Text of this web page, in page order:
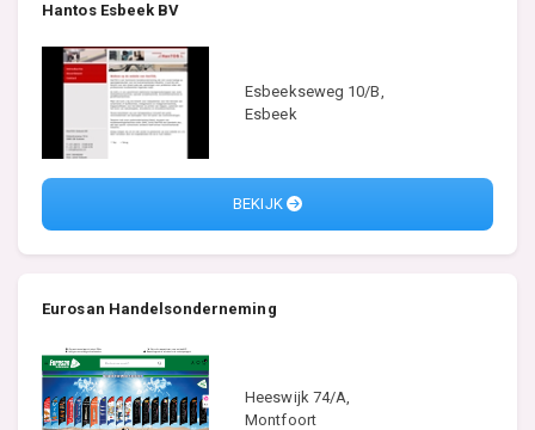
Hantos Esbeek BV
Esbeekseweg 10/B,
Esbeek
BEKIJK
Eurosan Handelsonderneming
Heeswijk 74/A,
Montfoort